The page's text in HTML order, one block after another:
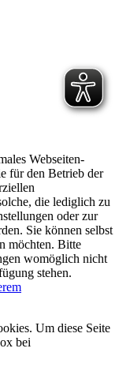
Webseiten-
für den Betrieb der
die lediglich zu
oder zur
Sie können selbst
möchten. Bitte
womöglich nicht
stehen.
Um diese Seite
bei